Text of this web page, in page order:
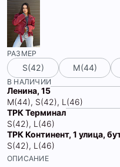
РАЗМЕР
S(42) М(44)
В НАЛИЧИИ
Ленина, 15
М(44), S(42), L(46)
ТРК Терминал
S(42), L(46)
ТРК Континент, 1 улица,
S(42), L(46)
ОПИСАНИЕ